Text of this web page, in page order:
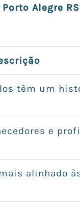
Alegre RS
têm um
e
alinhado